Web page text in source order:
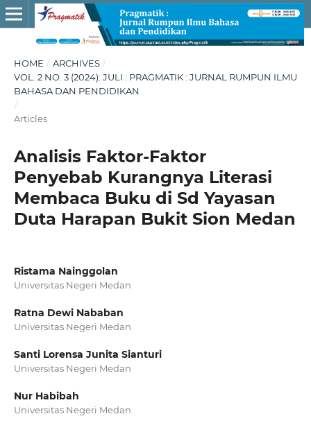
HOME / ARCHIVES /
VOL. 2 NO. 3 (2024): JULI : PRAGMATIK : JURNAL RUMPUN ILMU
BAHASA DAN PENDIDIKAN
/
Articles
Analisis Faktor-Faktor
Penyebab Kurangnya Literasi
Membaca Buku di Sd Yayasan
Duta Harapan Bukit Sion Medan
Ristama Nainggolan
Universitas Negeri Medan
Ratna Dewi Nababan
Universitas Negeri Medan
Santi Lorensa Junita Sianturi
Universitas Negeri Medan
Nur Habibah
Universitas Negeri Medan